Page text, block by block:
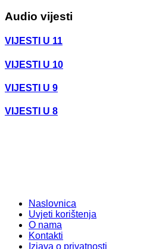
Audio vijesti
VIJESTI U 11
VIJESTI U 10
VIJESTI U 9
VIJESTI U 8
Naslovnica
Uvjeti korištenja
O nama
Kontakti
Izjava o privatnosti